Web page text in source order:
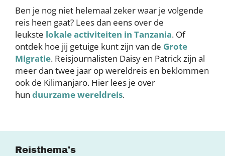
Ben je nog niet helemaal zeker waar je volgende
reis heen gaat? Lees dan eens over de
leukste lokale activiteiten in Tanzania. Of
ontdek hoe jij getuige kunt zijn van de Grote
Migratie. Reisjournalisten Daisy en Patrick zijn al
meer dan twee jaar op wereldreis en beklommen
ook de Kilimanjaro. Hier lees je over
hun duurzame wereldreis.
Reisthema's